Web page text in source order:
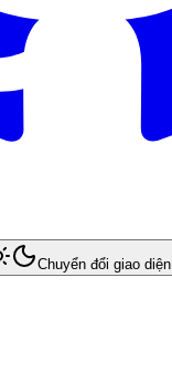
Chuyển đổi giao diện